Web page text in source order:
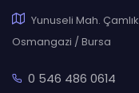
Yunuseli Mah.
Osmangazi / Bursa
0 546 486 0614